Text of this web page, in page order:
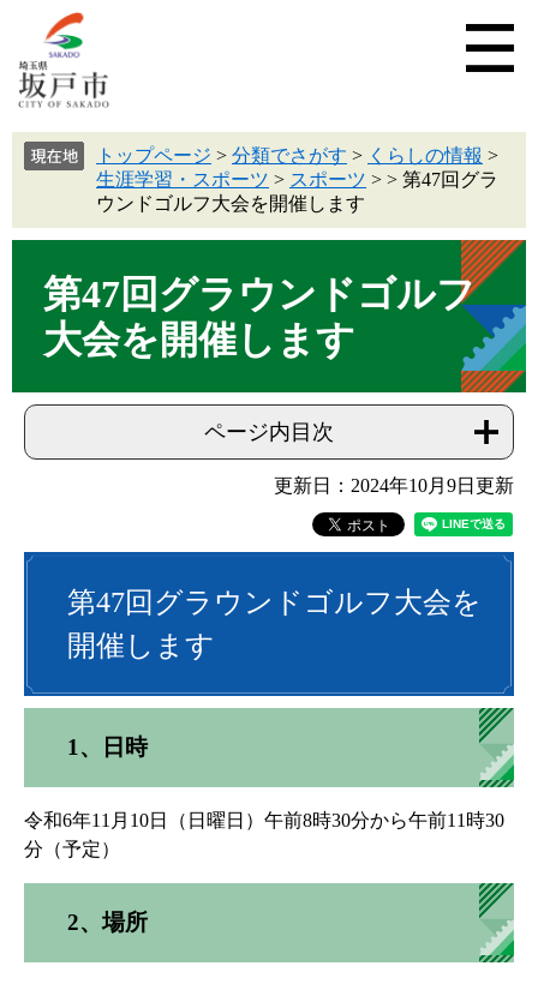
トップページ > 分類でさがす > くらしの情報 >
生涯学習・スポーツ > スポーツ > > 第47回グラ
ウンドゴルフ大会を開催します
第47回グラウンドゴルフ
大会を開催します
ページ内目次
更新日：2024年10月9日更新
第47回グラウンドゴルフ大会を
開催します
1、日時
令和6年11月10日（日曜日）午前8時30分から午前11時30
分（予定）
2、場所